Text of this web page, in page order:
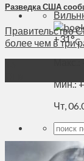
+31°C
Макс.:
Мин.:+
Чт,
Разведка США
Правительство
более чем в три